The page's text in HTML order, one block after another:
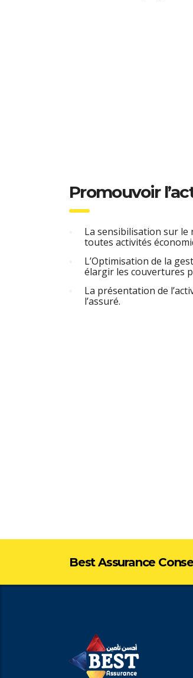
Promouvoir
La sensibilisation sur le
toutes activités
L’Optimisation de la
élargir les couvertures
La présentation de
l’assuré.
Best Assurance